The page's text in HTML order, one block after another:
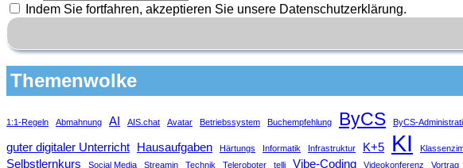
Indem Sie fortfahren, akzeptieren Sie unsere Datenschutzerklärung.
Themenwolke
1:1-Regeln Abmahnung AI AIS.chat Avatar Betriebssystem Buchempfehlung ByCS ByCS-
guter digitaler Unterricht Hausaufgaben Härtungs Informatik Infrastruktur K+5 KI
Selbstlernkurs Social Media Streamin Technik Teleroboter telli Vibe-Coding Videokonferenz Vortrag